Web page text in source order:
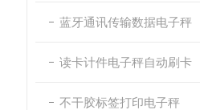
蓝牙通讯传输数据电子秤
读卡计件电子秤自动刷卡
不干胶标签打印电子秤